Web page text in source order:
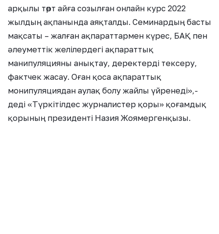
арқылы төрт айға созылған онлайн курс 2022
жылдың ақпанында аяқталды. Семинардың басты
мақсаты – жалған ақпараттармен күрес, БАҚ пен
әлеуметтік желілердегі ақпараттық
манипуляцияны анықтау, деректерді тексеру,
фактчек жасау. Оған қоса ақпараттық
монипуляциядан аулақ болу жайлы үйренеді»,-
деді «Түркітілдес журналистер қоры» қоғамдық
қорының президенті Назия Жоямергенқызы.